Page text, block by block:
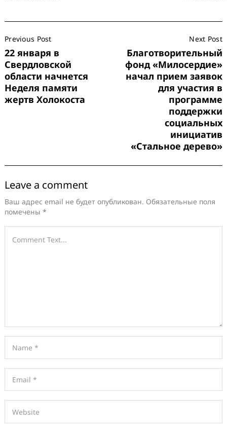
Navigation
Previous Post
22 января в
Свердловской
области начнется
Неделя памяти
жертв Холокоста
Next Post
Благотворительный
фонд «Милосердие»
начал прием заявок
для участия в
программе
поддержки
социальных
инициатив
«Стальное дерево»
Leave a comment
Ваш адрес email не будет опубликован. Обязательные поля
помечены *